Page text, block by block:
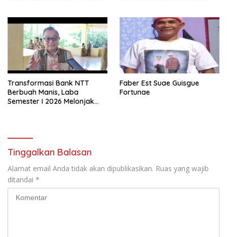
Transformasi Bank NTT
Berbuah Manis, Laba
Semester I 2026 Melonjak
Faber Est Suae Guisgue
Fortunae
Tinggalkan Balasan
Alamat email Anda tidak akan dipublikasikan. Ruas yang wajib
ditandai *